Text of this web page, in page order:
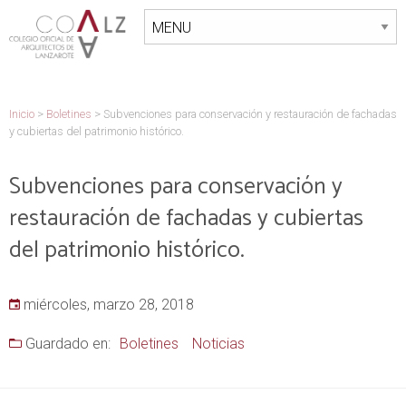
Inicio > Boletines > Subvenciones para conservación y restauración de fachadas
y cubiertas del patrimonio histórico.
Subvenciones para conservación y
restauración de fachadas y cubiertas
del patrimonio histórico.
miércoles, marzo 28, 2018
Guardado en: Boletines Noticias